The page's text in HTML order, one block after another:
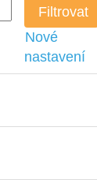
Nové
nastavení